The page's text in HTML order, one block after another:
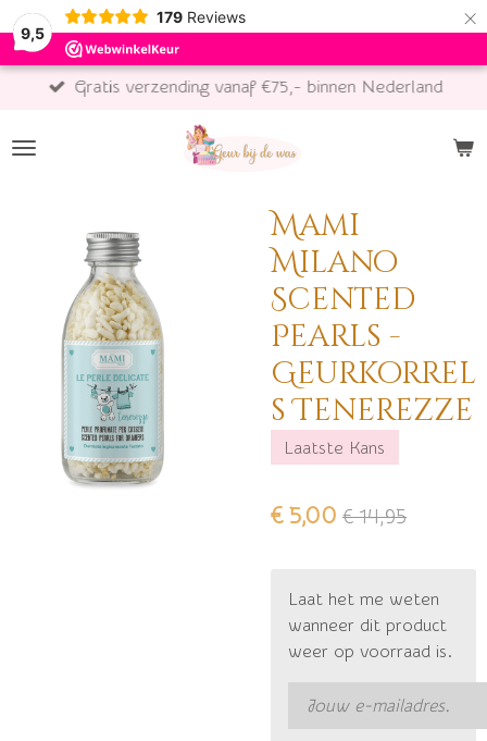
9,5
179 Reviews ×
Gratis verzending vanaf €75,- binnen Nederland
Mami
Milano
Scented
Pearls -
Geurkorrel
s Tenerezze
Laatste Kans
€ 5,00 € 14,95
Laat het me weten
wanneer dit product
weer op voorraad is.